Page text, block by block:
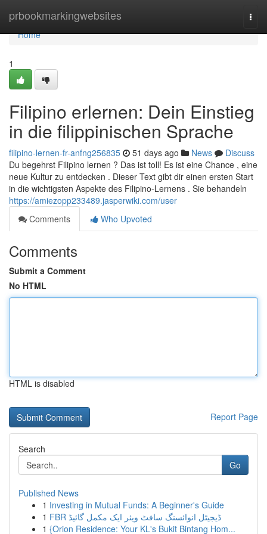
prbookmarkingwebsites
Home
Home
1
Filipino erlernen: Dein Einstieg
in die filippinischen Sprache
filipino-lernen-fr-anfng256835 51 days ago News
Discuss
Du begehrst Filipino lernen ? Das ist toll! Es ist eine Chance , eine
neue Kultur zu entdecken . Dieser Text gibt dir einen ersten Start
in die wichtigsten Aspekte des Filipino-Lernens . Sie behandeln
https://amiezopp233489.jasperwiki.com/user
Comments
Who Upvoted
Comments
Submit a Comment
No HTML
HTML is disabled
Report Page
Search
Go
Published News
1 Investing in Mutual Funds: A Beginner's Guide
1
FBR ڈیجیٹل انوائسنگ سافٹ ویئر ایک مکمل گائیڈ
1 {Orion Residence: Your KL's Bukit Bintang Hom...